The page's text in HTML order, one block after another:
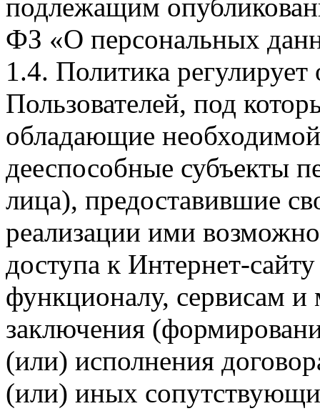
подлежащим
ФЗ «О персональных
1.4. Политика
Пользователей, под
обладающие
дееспособные субъекты
лица), предоставившие
реализации ими
доступа к Интернет-
функционалу, сервисам и
заключения
(или) исполнения
(или) иных